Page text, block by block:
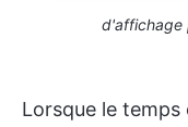
d'affichage
Lorsque le